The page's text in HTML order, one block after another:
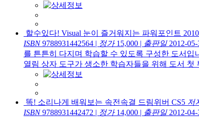
할수있다! Visual 눈이 즐거워지는 파워포인트 2010
ISBN9788931442564 | 정가15,000 | 출판일2012-05-
를 튼튼히 다지며 학습할 수 있도록 구성한 도서
열림 상자 도구가 생소한 학습자들을 위해 도서 첫
똑! 소리나게 배워보는 속전속결 드림위버 CS5 저
ISBN9788931442472 | 정가14,000 | 출판일2012-04-